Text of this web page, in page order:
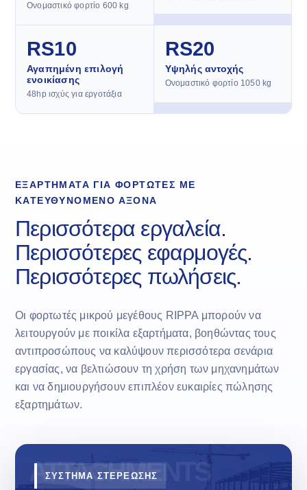
Ονομαστικό φορτίο 600 kg
RS10
Αγαπημένη επιλογή
ενοικίασης
48hp ισχύς για εργοτάξια
RS20
Υψηλής αντοχής
Ονομαστικό φορτίο 1050 kg
ΕΞΑΡΤΉΜΑΤΑ ΓΙΑ ΦΟΡΤΩΤΈΣ ΜΕ
ΚΑΤΕΥΘΥΝΌΜΕΝΟ ΆΞΟΝΑ
Περισσότερα εργαλεία.
Περισσότερες εφαρμογές.
Περισσότερες πωλήσεις.
Οι φορτωτές μικρού μεγέθους RIPPA μπορούν να
λειτουργούν με ποικίλα εξαρτήματα, βοηθώντας τους
αντιπροσώπους να καλύψουν περισσότερα σενάρια
εργασίας, να βελτιώσουν τη χρήση των μηχανημάτων
και να δημιουργήσουν επιπλέον ευκαιρίες πώλησης
εξαρτημάτων.
ΣΥΣΤΗΜΑ ΣΤΕΡΕΩΣΗΣ